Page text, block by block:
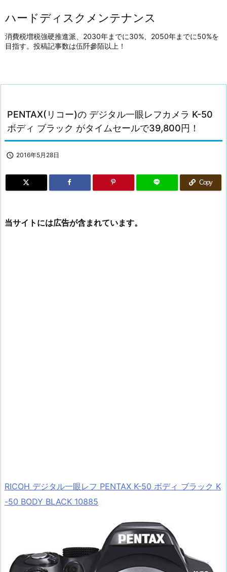
ハードディスクメンテナンス
消費税増税強硬推進派、2030年までに30%、2050年までに50%を
目指す。投稿記事数は伍阡參陌以上！
PENTAX(リコー)の デジタル一眼レフカメラ K-50
ボディ ブラック がタイムセールで39,800円！
 2016年5月28日
Copy
当サイトには広告が含まれています。
RICOH デジタル一眼レフ PENTAX K-50 ボディ ブラック K
-50 BODY BLACK 10885